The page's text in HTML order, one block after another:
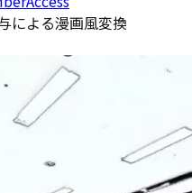
による漫画風変換